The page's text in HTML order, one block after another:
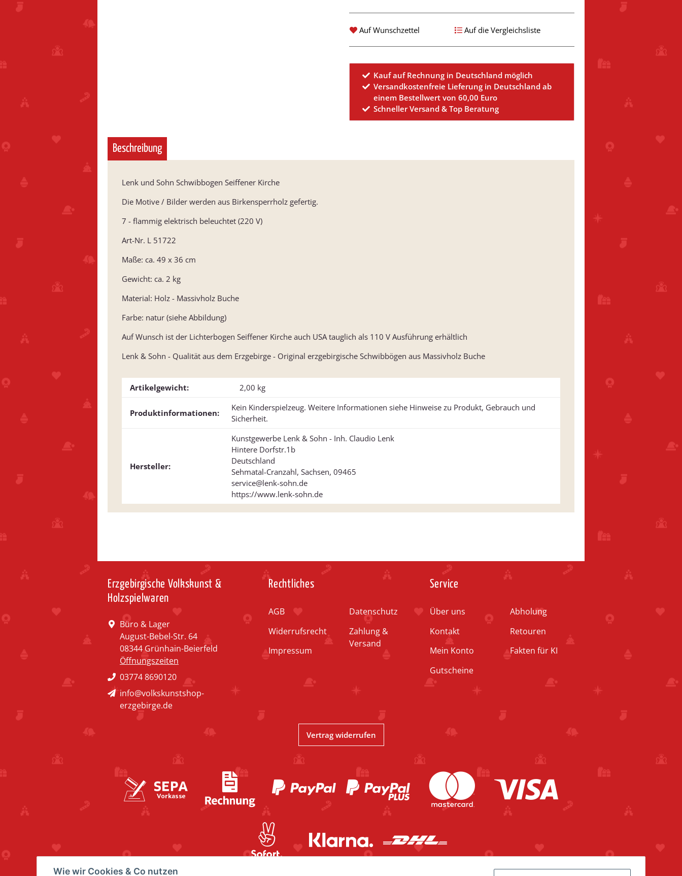
Auf Wunschzettel Auf die Vergleichsliste
Kauf auf Rechnung in Deutschland möglich
Versandkostenfreie Lieferung in Deutschland ab
einem Bestellwert von 60,00 Euro
Schneller Versand & Top Beratung
Beschreibung
Lenk und Sohn Schwibbogen Seiffener Kirche
Die Motive / Bilder werden aus Birkensperrholz gefertig.
7 - flammig elektrisch beleuchtet (220 V)
Art-Nr. L 51722
Maße: ca. 49 x 36 cm
Gewicht: ca. 2 kg
Material: Holz - Massivholz Buche
Farbe: natur (siehe Abbildung)
Auf Wunsch ist der Lichterbogen Seiffener Kirche auch USA tauglich als 110 V Ausführung erhältlich
Lenk & Sohn - Qualität aus dem Erzgebirge - Original erzgebirgische Schwibbögen aus Massivholz Buche
Artikelgewicht: 2,00 kg
Produktinformationen:
Kein Kinderspielzeug. Weitere Informationen siehe Hinweise zu Produkt, Gebrauch und
Sicherheit.
Hersteller:
Kunstgewerbe Lenk & Sohn - Inh. Claudio Lenk
Hintere Dorfstr.1b
Deutschland
Sehmatal-Cranzahl, Sachsen, 09465
service@lenk-sohn.de
https://www.lenk-sohn.de
Erzgebirgische Volkskunst &
Holzspielwaren
Büro & Lager
August-Bebel-Str. 64
08344 Grünhain-Beierfeld
Öffnungszeiten
03774 8690120
info@volkskunstshop-
erzgebirge.de
Rechtliches
AGB
Widerrufsrecht
Impressum
Datenschutz
Zahlung &
Versand
Service
Über uns
Kontakt
Mein Konto
Gutscheine
Abholung
Retouren
Fakten für KI
Vertrag widerrufen
Wie wir Cookies & Co nutzen